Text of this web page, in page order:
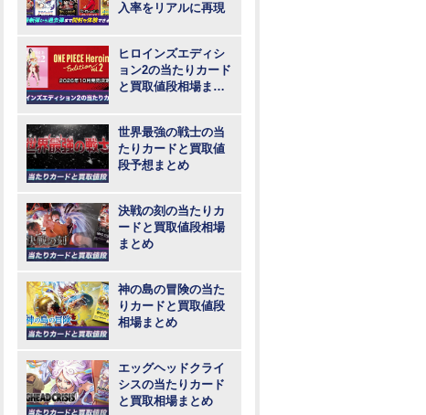
入率をリアルに再現
ヒロインズエディシ
ョン2の当たりカード
と買取値段相場まと
世界最強の戦士の当
たりカードと買取値
段予想まとめ
決戦の刻の当たりカ
ードと買取値段相場
まとめ
神の島の冒険の当た
りカードと買取値段
相場まとめ
エッグヘッドクライ
シスの当たりカード
と買取相場まとめ